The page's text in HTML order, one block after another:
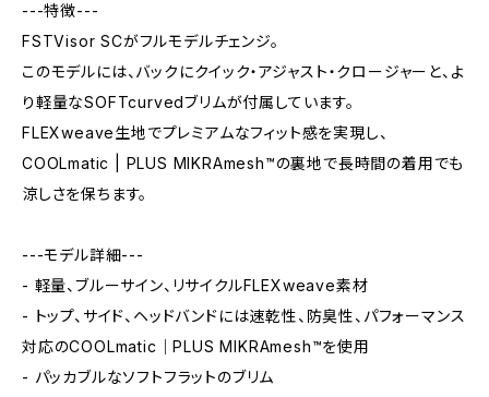
---特徴---
FSTVisor SCがフルモデルチェンジ。
このモデルには、バックにクイック・アジャスト・クロージャーと、よ
り軽量なSOFTcurvedブリムが付属しています。
FLEXweave生地でプレミアムなフィット感を実現し、
COOLmatic | PLUS MIKRAmesh™の裏地で長時間の着用でも
涼しさを保ちます。
---モデル詳細---
- 軽量、ブルーサイン、リサイクルFLEXweave素材
- トップ、サイド、ヘッドバンドには速乾性、防臭性、パフォーマンス
対応のCOOLmatic｜PLUS MIKRAmesh™を使用
- パッカブルなソフトフラットのブリム